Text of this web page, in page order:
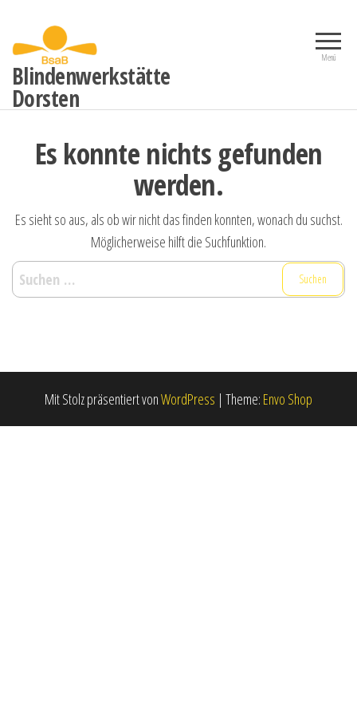
springen
Blindenwerkstätte
Dorsten
Menü
Es konnte nichts gefunden
werden.
Es sieht so aus, als ob wir nicht das finden konnten, wonach du suchst.
Möglicherweise hilft die Suchfunktion.
nach:
Mit Stolz präsentiert vonWordPress | Theme: Envo Shop